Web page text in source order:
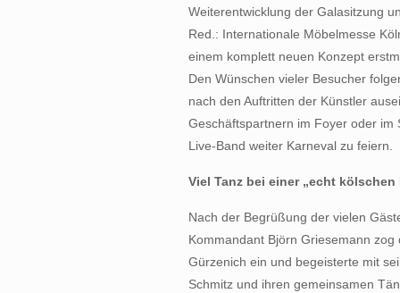
Weiterentwicklung der Galasitzung
Red.: Internationale Möbelmesse
einem komplett neuen Konzept
Den Wünschen vieler Besucher
nach den Auftritten der Künstler
Geschäftspartnern im Foyer oder
Live-Band weiter Karneval zu feiern.
Viel Tanz bei einer „echt
Nach der Begrüßung der vielen
Kommandant Björn Griesemann
Gürzenich ein und begeisterte mit
Schmitz und ihren gemeinsamen